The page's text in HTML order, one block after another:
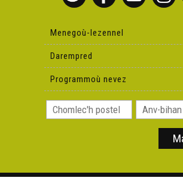
Menegoù-lezennel
Darempred
Programmoù nevez